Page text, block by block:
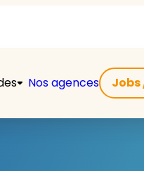
Nos agences Jobs